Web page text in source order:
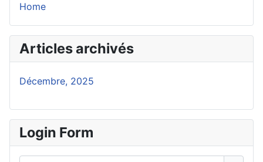
Home
Articles archivés
Décembre, 2025
Login Form